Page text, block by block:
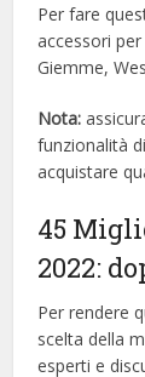
Per fare
accessori
Giemme,
Nota:
funzionalità
acquistare
45
2022:
Per rendere
scelta della
esperti e